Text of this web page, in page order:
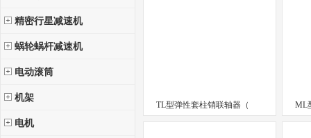
精密行星减速机
蜗轮蜗杆减速机
电动滚筒
机架
电机
TL型弹性套柱销联轴器（ ML